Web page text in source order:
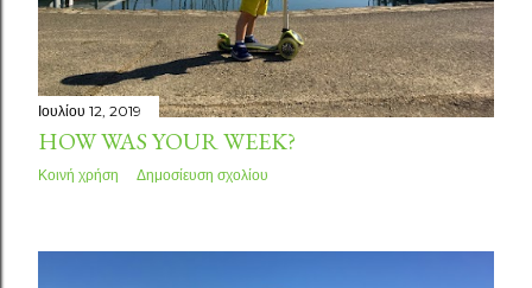
Ιουλίου 12, 2019
HOW WAS YOUR WEEK?
Κοινή χρήση Δημοσίευση σχολίου